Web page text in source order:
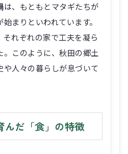
は、もともとマタギたちが
まりといわれています。
れぞれの家で工夫を凝ら
。このように、秋田の郷土
人々の暮らしが息づいて
んだ「食」の特徴